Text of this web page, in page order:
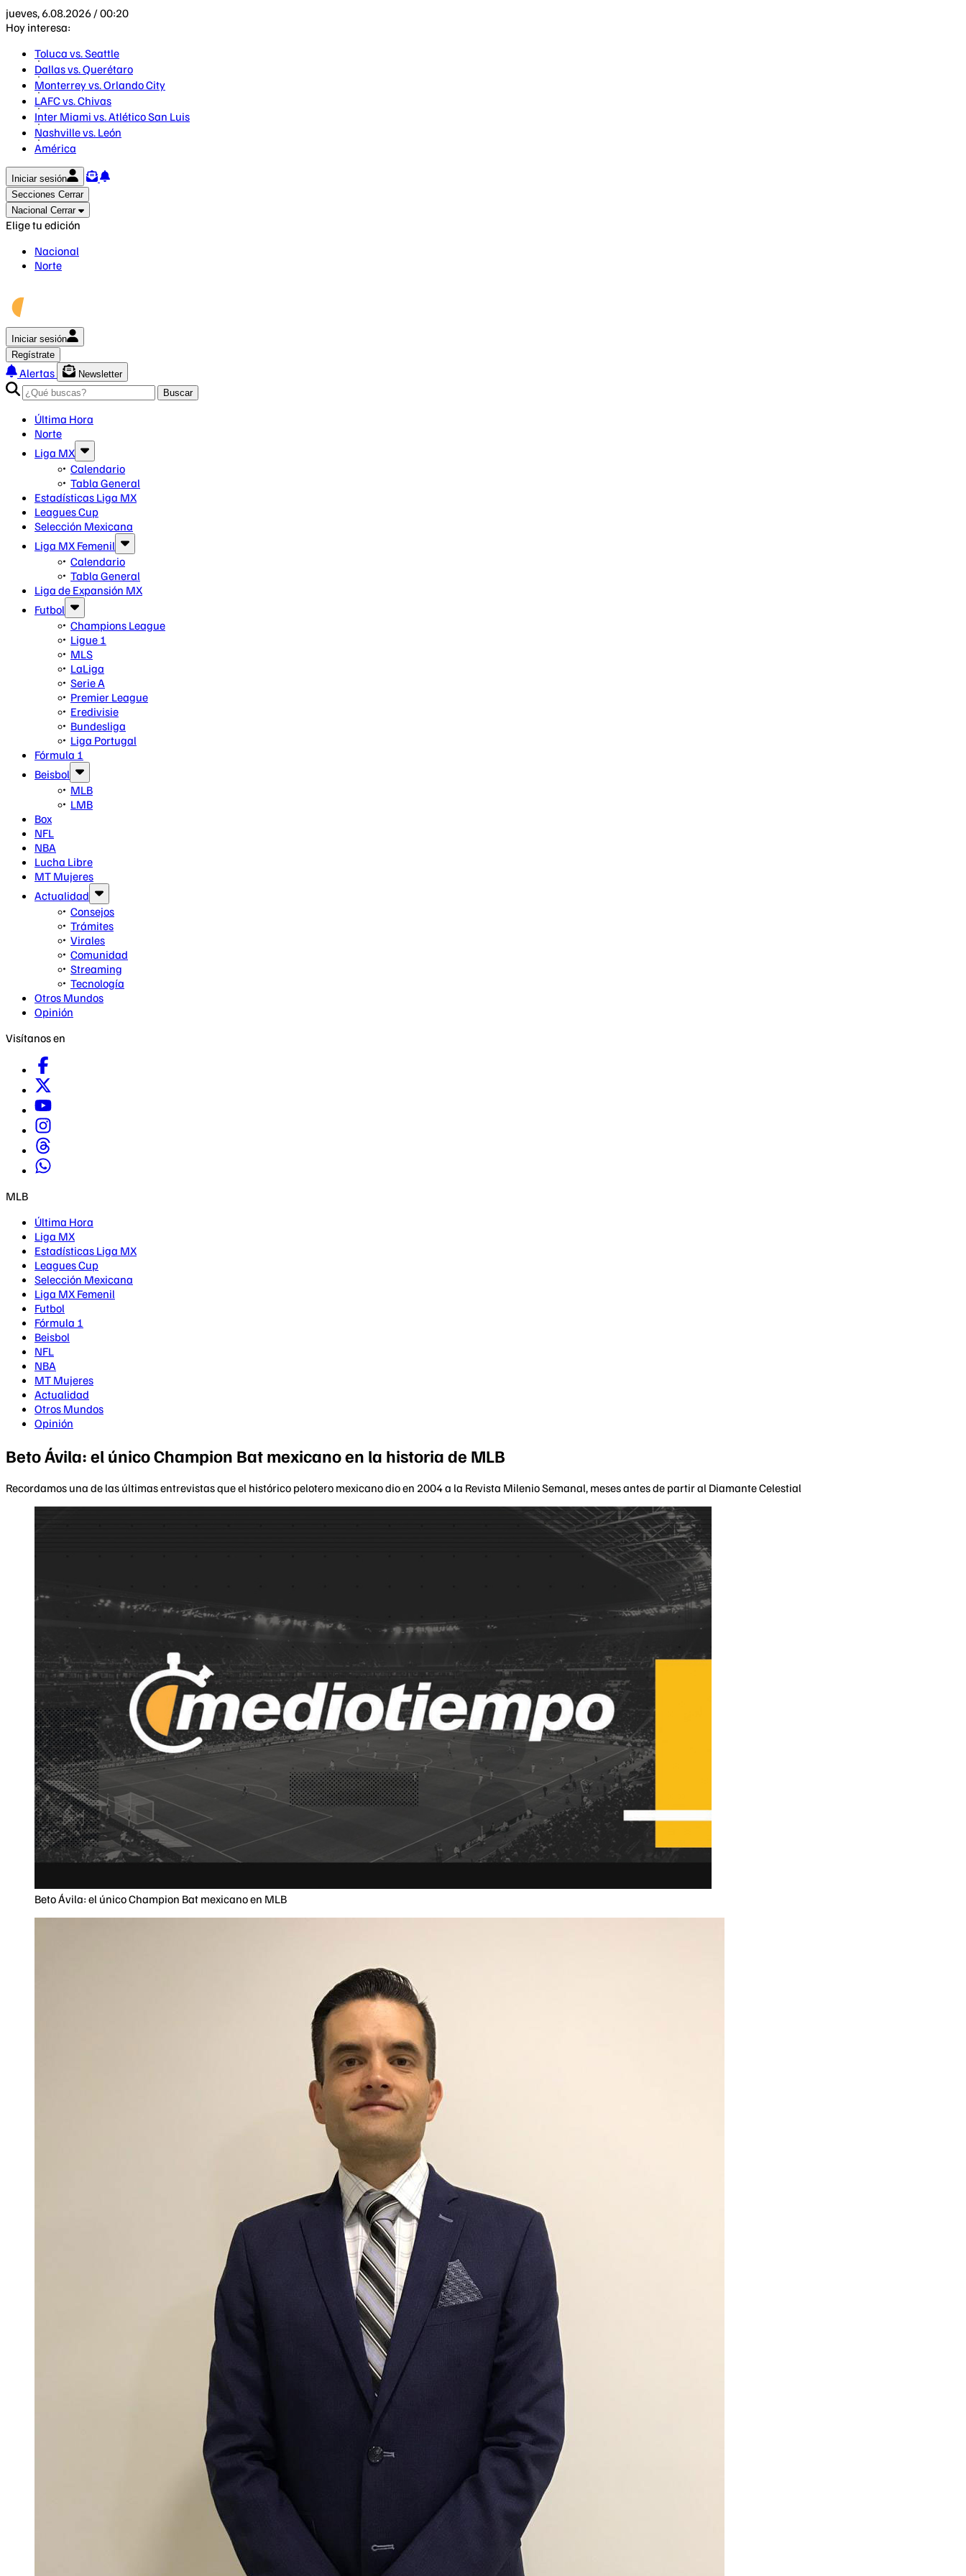
jueves, 6.08.2026 / 00:20
Hoy interesa:
Toluca vs. Seattle
Dallas vs. Querétaro
Monterrey vs. Orlando City
LAFC vs. Chivas
Inter Miami vs. Atlético San Luis
Nashville vs. León
América
Iniciar sesión
Secciones Cerrar
Nacional Cerrar
Elige tu edición
Nacional
Norte
Iniciar sesión
Regístrate
Alertas
Newsletter
Buscar
Última Hora
Norte
Liga MX
Calendario
Tabla General
Estadísticas Liga MX
Leagues Cup
Selección Mexicana
Liga MX Femenil
Calendario
Tabla General
Liga de Expansión MX
Futbol
Champions League
Ligue 1
MLS
LaLiga
Serie A
Premier League
Eredivisie
Bundesliga
Liga Portugal
Fórmula 1
Beisbol
MLB
LMB
Box
NFL
NBA
Lucha Libre
MT Mujeres
Actualidad
Consejos
Trámites
Virales
Comunidad
Streaming
Tecnología
Otros Mundos
Opinión
Visítanos en
MLB
Última Hora
Liga MX
Estadísticas Liga MX
Leagues Cup
Selección Mexicana
Liga MX Femenil
Futbol
Fórmula 1
Beisbol
NFL
NBA
MT Mujeres
Actualidad
Otros Mundos
Opinión
Beto Ávila: el único Champion Bat mexicano en la historia de MLB
Recordamos una de las últimas entrevistas que el histórico pelotero mexicano dio en 2004 a la Revista Milenio Semanal, meses antes de partir al Diamante Celestial
Beto Ávila: el único Champion Bat mexicano en MLB